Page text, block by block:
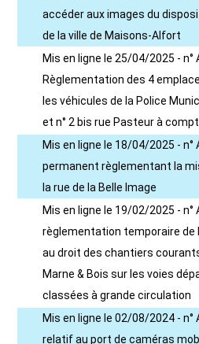
accéder aux images du
de la ville de Maisons-Alfort
Mis en ligne le 25/04/2025 - n°
Règlementation des 4
les véhicules de la Police
et n° 2 bis rue Pasteur à
Mis en ligne le 18/04/2025 - n°
permanent règlementant la
la rue de la Belle Image
Mis en ligne le 19/02/2025 - n°
règlementation temporaire de
au droit des chantiers
Marne & Bois sur les voies
classées à grande circulation
Mis en ligne le 02/08/2024 - n°
relatif au port de caméras